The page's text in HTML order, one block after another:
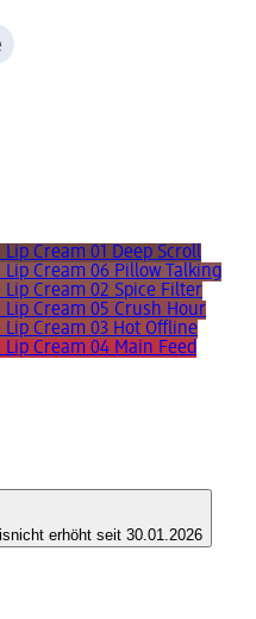
Cream 01 Deep Scroll
Cream 06 Pillow Talking
Cream 02 Spice Filter
Cream 05 Crush Hour
Cream 03 Hot Offline
Cream 04 Main Feed
nicht erhöht seit 30.01.2026